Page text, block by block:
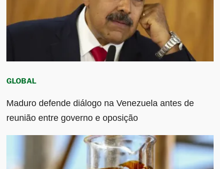
GLOBAL
Maduro defende diálogo na Venezuela antes de
reunião entre governo e oposição